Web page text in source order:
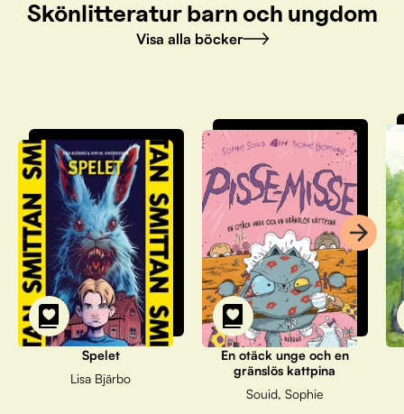
Skönlitteratur barn och ungdom
Visa alla böcker
Spelet
Lisa Bjärbo
En otäck unge och en
gränslös kattpina
Souid, Sophie